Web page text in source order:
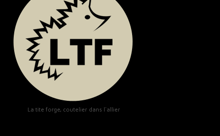
La tite forge, coutelier dans l'allier